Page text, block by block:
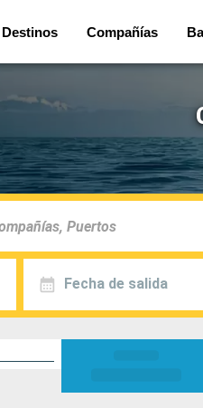
Destinos Compañías
Fecha de salida